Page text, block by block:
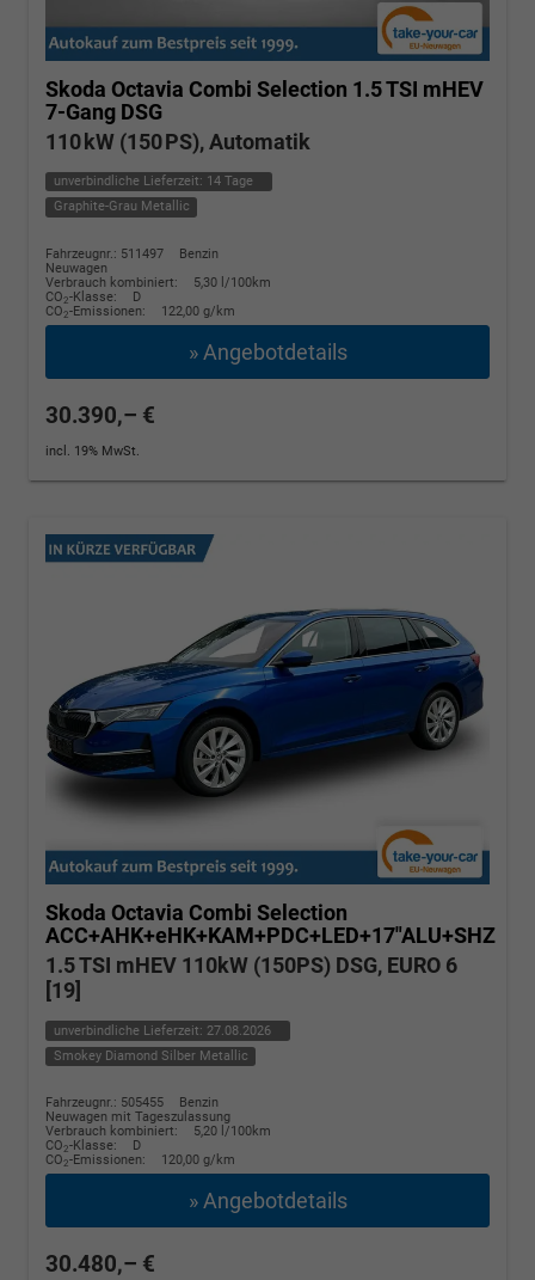
Skoda Octavia Combi Selection 1.5 TSI mHEV
7-Gang DSG
110 kW (150 PS), Automatik
unverbindliche Lieferzeit: 14 Tage
Graphite-Grau Metallic
Fahrzeugnr.: 511497
Benzin
Neuwagen
Verbrauch kombiniert:
5,30 l/100km
CO2-Klasse:
D
CO2-Emissionen: 122,00 g/km
» Angebotdetails
30.390,– €
incl. 19% MwSt.
Skoda Octavia Combi Selection
ACC+AHK+eHK+KAM+PDC+LED+17"ALU+SHZ
1.5 TSI mHEV 110kW (150PS) DSG, EURO 6
[19]
unverbindliche Lieferzeit: 27.08.2026
Smokey Diamond Silber Metallic
Fahrzeugnr.: 505455
Benzin
Neuwagen mit Tageszulassung
Verbrauch kombiniert:
5,20 l/100km
CO2-Klasse:
D
CO2-Emissionen: 120,00 g/km
» Angebotdetails
30.480,– €